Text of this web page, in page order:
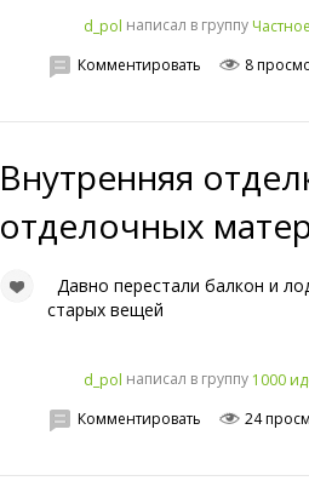
d_pol написал в группу
Комментировать 8
Внутренняя
отделочных
Давно перестали балкон и
старых вещей
d_pol написал в группу 1000
Комментировать 24